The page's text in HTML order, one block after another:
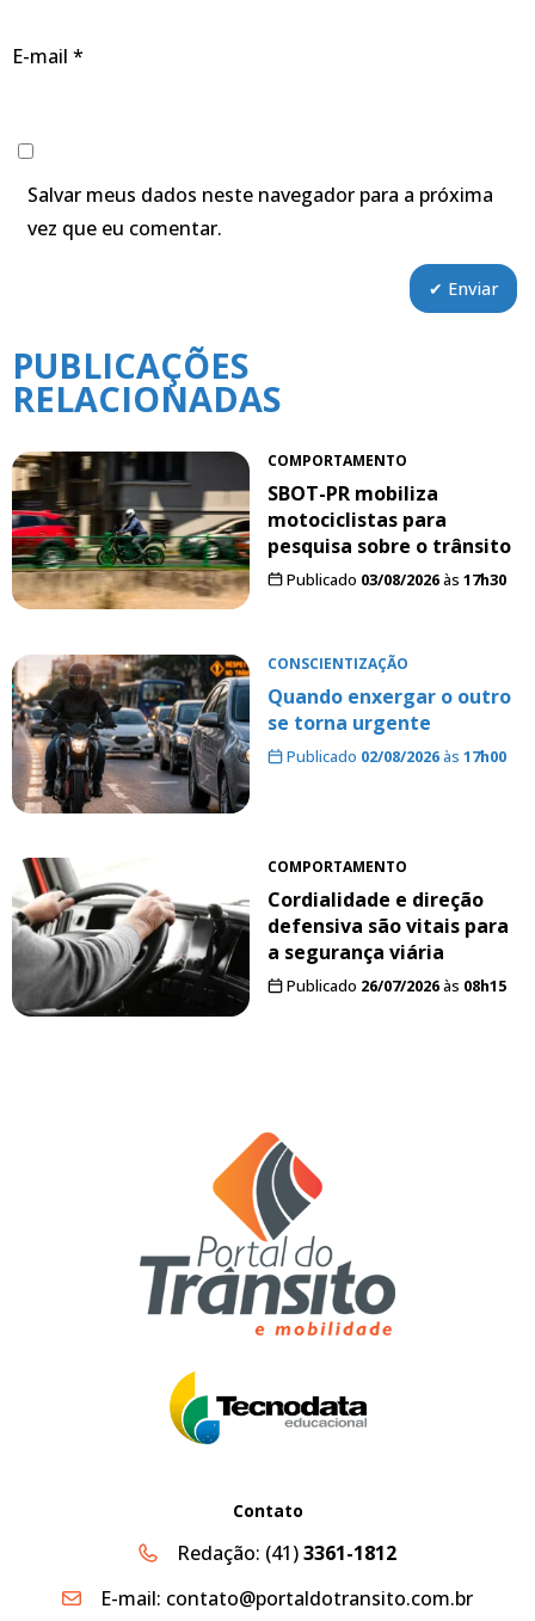
E-mail *
Salvar meus dados neste navegador para a próxima
vez que eu comentar.
PUBLICAÇÕES
RELACIONADAS
COMPORTAMENTO
SBOT-PR mobiliza
motociclistas para
pesquisa sobre o trânsito
Publicado 03/08/2026às 17h30
CONSCIENTIZAÇÃO
Quando enxergar o outro
se torna urgente
Publicado 02/08/2026às 17h00
COMPORTAMENTO
Cordialidade e direção
defensiva são vitais para
a segurança viária
Publicado 26/07/2026às 08h15
Contato
Redação: (41)3361-1812
E-mail: contato@portaldotransito.com.br